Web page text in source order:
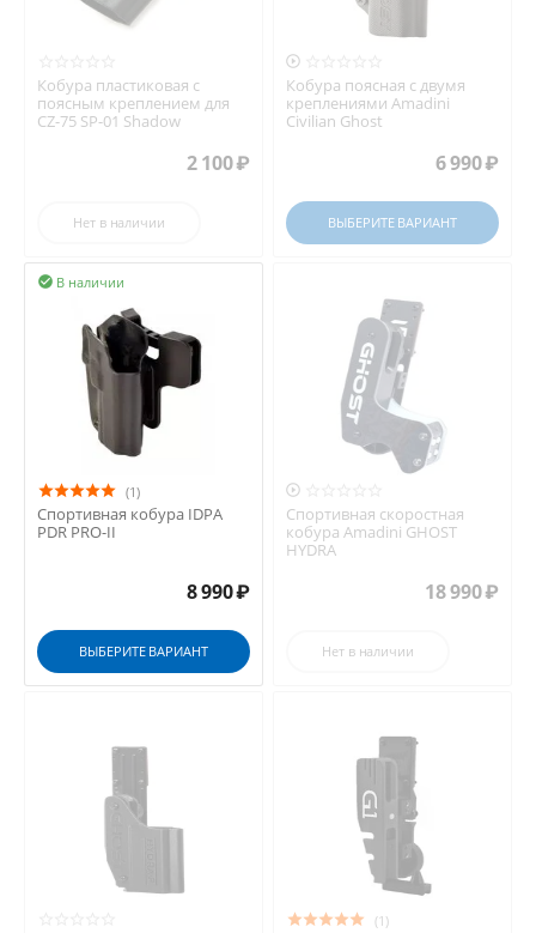
Кобура пластиковая с
поясным креплением для
CZ-75 SP-01 Shadow
2 100₽
Нет в наличии

Кобура поясная с двумя
креплениями Amadini
Civilian Ghost
6 990₽
ВЫБЕРИТЕ ВАРИАНТ
В наличии

(1)
Спортивная кобура IDPA
PDR PRO-II
8 990₽
ВЫБЕРИТЕ ВАРИАНТ

Спортивная скоростная
кобура Amadini GHOST
HYDRA
18 990₽
Нет в наличии
(1)